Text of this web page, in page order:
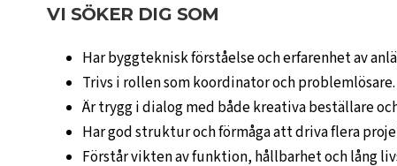
VI SÖKER DIG SOM
Har byggteknisk förståelse och erfarenhet av
Trivs i rollen som koordinator och problemlösare.
Är trygg i dialog med både kreativa beställare
Har god struktur och förmåga att driva flera
Förstår vikten av funktion, hållbarhet och lång